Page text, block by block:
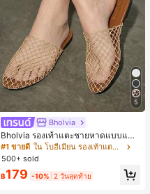
5
Bholvia
Bholvia รองเท้าแตะชายหาดแบบแบน
สบาย ๆ ลายฉลุมาใหม่สำหรับผู้หญิง
#1 ขายดี
ใน โบฮีเมียน รองเท้าแตะผู้หญิง
500+ sold
฿179 -10% 2 วันสุดท้าย